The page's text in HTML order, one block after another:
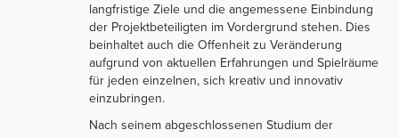
langfristige Ziele und die angemessene Einbindung
der Projektbeteiligten im Vordergrund stehen. Dies
beinhaltet auch die Offenheit zu Veränderung
aufgrund von aktuellen Erfahrungen und Spielräume
für jeden einzelnen, sich kreativ und innovativ
einzubringen.
Nach seinem abgeschlossenen Studium der